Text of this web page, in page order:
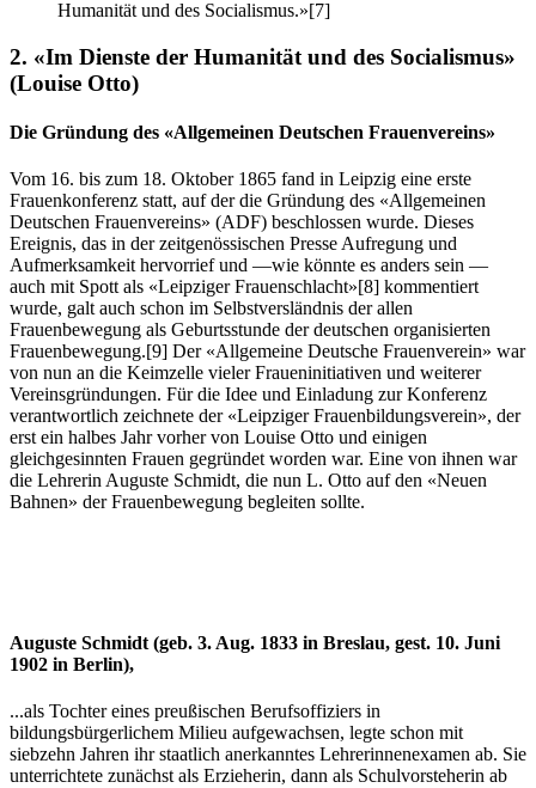
Humanität und des Socialismus.»[7]
2. «Im Dienste der Humanität und des Socialismus»
(Louise Otto)
Die Gründung des «Allgemeinen Deutschen Frauenvereins»
Vom 16. bis zum 18. Oktober 1865 fand in Leipzig eine erste
Frauenkonferenz statt, auf der die Gründung des «Allgemeinen
Deutschen Frauenvereins» (ADF) beschlossen wurde. Dieses
Ereignis, das in der zeitgenössischen Presse Aufregung und
Aufmerksamkeit hervorrief und —wie könnte es anders sein —
auch mit Spott als «Leipziger Frauenschlacht»[8] kommentiert
wurde, galt auch schon im Selbstversländnis der allen
Frauenbewegung als Geburtsstunde der deutschen organisierten
Frauenbewegung.[9] Der «Allgemeine Deutsche Frauenverein» war
von nun an die Keimzelle vieler Fraueninitiativen und weiterer
Vereinsgründungen. Für die Idee und Einladung zur Konferenz
verantwortlich zeichnete der «Leipziger Frauenbildungsverein», der
erst ein halbes Jahr vorher von Louise Otto und einigen
gleichgesinnten Frauen gegründet worden war. Eine von ihnen war
die Lehrerin Auguste Schmidt, die nun L. Otto auf den «Neuen
Bahnen» der Frauenbewegung begleiten sollte.
Auguste Schmidt (geb. 3. Aug. 1833 in Breslau, gest. 10. Juni
1902 in Berlin),
...als Tochter eines preußischen Berufsoffiziers in
bildungsbürgerlichem Milieu aufgewachsen, legte schon mit
siebzehn Jahren ihr staatlich anerkanntes Lehrerinnenexamen ab. Sie
unterrichtete zunächst als Erzieherin, dann als Schulvorsteherin ab